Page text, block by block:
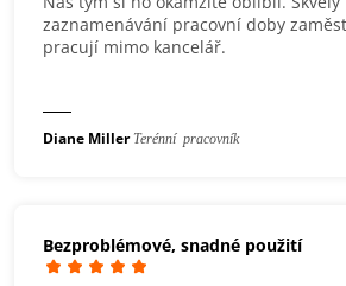
zaznamenávání pracovní doby
pracují mimo kancelář.
Diane Miller Terénní pracovník
Bezproblémové, snadné použití